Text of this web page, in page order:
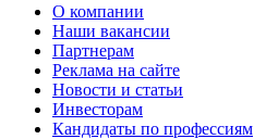
О компании
Наши вакансии
Партнерам
Реклама на сайте
Новости и статьи
Инвесторам
Кандидаты по профессиям